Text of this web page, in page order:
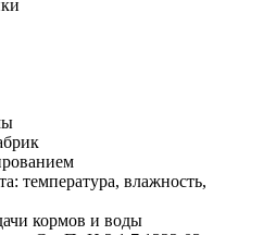
температура, влажность,
кормов и воды